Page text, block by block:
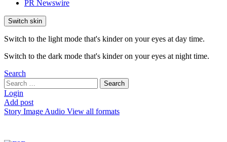
PR Newswire
Switch skin
Switch to the light mode that's kinder on your eyes at day time.
Switch to the dark mode that's kinder on your eyes at night time.
Search
Search
for:
Search
Login
Add post
Story Image Audio View all formats